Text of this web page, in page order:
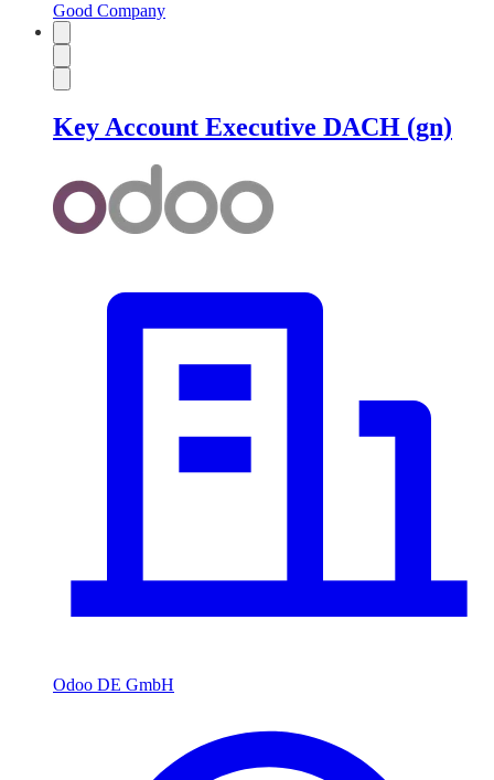
Good Company
Key Account Executive DACH (gn)
Odoo DE GmbH